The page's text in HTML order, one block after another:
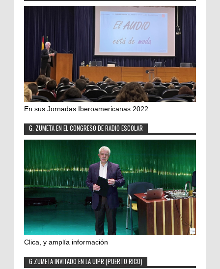
En sus Jornadas Iberoamericanas 2022
G. ZUMETA EN EL CONGRESO DE RADIO ESCOLAR
Clica, y amplía información
G.ZUMETA INVITADO EN LA UIPR (PUERTO RICO)